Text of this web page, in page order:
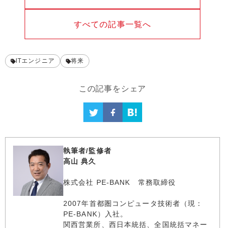
すべての記事一覧へ
ITエンジニア 将来
この記事をシェア
執筆者/監修者
高山 典久
株式会社 PE-BANK 常務取締役
2007年首都圏コンピュータ技術者（現：
PE-BANK）入社。
関西営業所、西日本統括、全国統括マネー